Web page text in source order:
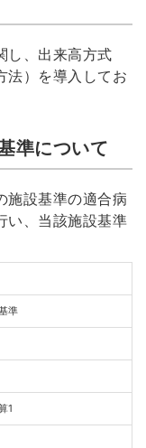
し、出来高方式
法）を導入してお
準について
施設基準の適合病
い、当該施設基準
準
1